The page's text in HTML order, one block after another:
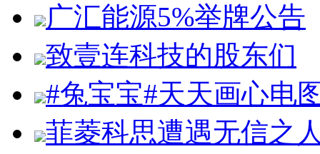
广汇能源5%举牌公告
致壹连科技的股东们
#兔宝宝#天天画心电
菲菱科思遭遇无信之